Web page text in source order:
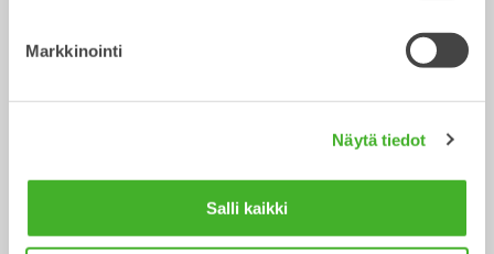
Markkinointi
Näytä tiedot
Salli kaikki